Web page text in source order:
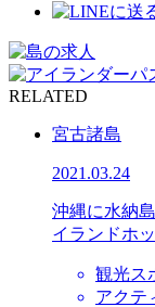
RELATED
宮古諸島
2021.03.24
沖縄に水納
イランドホ
観光ス
アクテ